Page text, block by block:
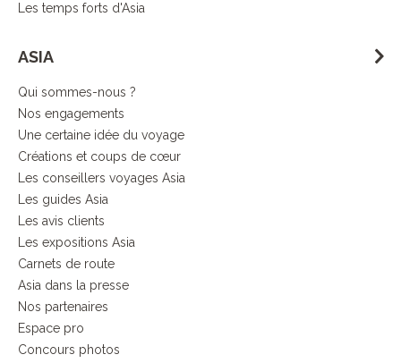
Les temps forts d'Asia
ASIA
Qui sommes-nous ?
Nos engagements
Une certaine idée du voyage
Créations et coups de cœur
Les conseillers voyages Asia
Les guides Asia
Les avis clients
Les expositions Asia
Carnets de route
Asia dans la presse
Nos partenaires
Espace pro
Concours photos